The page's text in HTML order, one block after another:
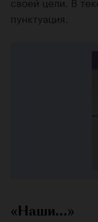
пунктуация.
«Наши...»